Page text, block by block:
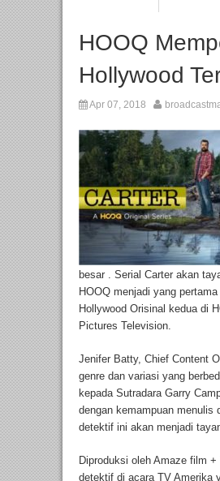
HOOQ
Hollywood
Apr 07, 2018
besar . Serial Carter akan
HOOQ menjadi yang
Hollywood Orisinal kedua di
Pictures Television.
Jenifer Batty, Chief Content
genre dan variasi yang
kepada Sutradara Garry
dengan kemampuan menulis
detektif ini akan menjadi
Diproduksi oleh Amaze film
detektif di acara TV Amerika